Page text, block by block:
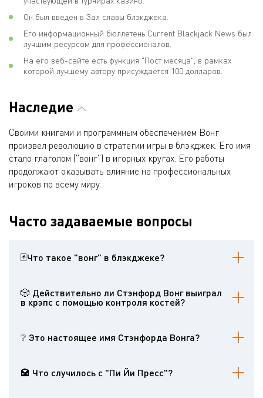
Он был введен в Зал славы блэкджека.
Его информационный бюллетень Current Blackjack News был
лучшим ресурсом для профессионалов.
На его веб-сайте есть функция "Пост месяца", в рамках
которой лучшему автору присуждается 100 долларов.
Наследие
Своими книгами и программным обеспечением Вонг
произвел революцию в стратегии игры в блэкджек. Его имя
стало глаголом ("вонг") в игорных кругах. Его работы
продолжают оказывать влияние на профессиональных
игроков по всему миру.
Часто задаваемые вопросы
🃏Что такое "вонг" в блэкджеке?
в блэкджек, не делая ставок, пока счет не станет благоприятным,
а затем вступает в игру только в выгодных ситуациях.
🎲 Действительно ли Стэнфорд Вонг выиграл
в крэпс с помощью контроля костей?
многие эксперты относятся к этому скептически, поскольку
контроль костей не имеет математического обоснования, как
❔ Это настоящее имя Стэнфорда Вонга?
псевдоним.
🏩 Что случилось с "Пи Йи Пресс"?